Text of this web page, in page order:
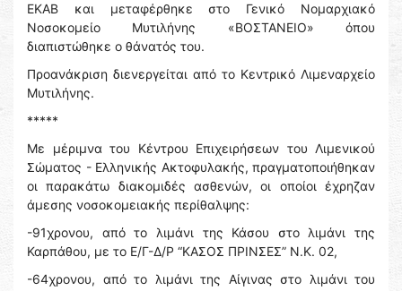
ΕΚΑΒ και μεταφέρθηκε στο Γενικό Νομαρχιακό
Νοσοκομείο Μυτιλήνης «ΒΟΣΤΑΝΕΙΟ» όπου
διαπιστώθηκε ο θάνατός του.
Προανάκριση διενεργείται από το Κεντρικό Λιμεναρχείο
Μυτιλήνης.
*****
Με μέριμνα του Κέντρου Επιχειρήσεων του Λιμενικού
Σώματος - Ελληνικής Ακτοφυλακής, πραγματοποιήθηκαν
οι παρακάτω διακομιδές ασθενών, οι οποίοι έχρηζαν
άμεσης νοσοκομειακής περίθαλψης:
-91χρονου, από το λιμάνι της Κάσου στο λιμάνι της
Καρπάθου, με το Ε/Γ-Δ/Ρ “ΚΑΣΟΣ ΠΡΙΝΣΕΣ” Ν.Κ. 02,
-64χρονου, από το λιμάνι της Αίγινας στο λιμάνι του